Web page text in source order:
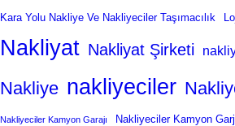
Kara Yolu Nakliye Ve Nakliyeciler Taşımacılık
Nakliyat Nakliyat Şirketi
Nakliye nakliyeciler
Nakliyeciler Kamyon Garajı Nakliyeciler Kamyon